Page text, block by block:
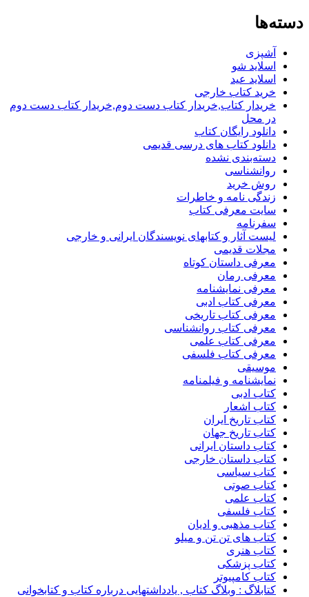
دسته‌ها
آشپزی
اسلاید شو
اسلاید عید
خرید کتاب خارجی
خریدار کتاب,خریدار کتاب دست دوم,خریدار کتاب دست دوم
در محل
دانلود رایگان کتاب
دانلود کتاب های درسی قدیمی
دسته‌بندی نشده
روانشناسی
روش خرید
زندگی نامه و خاطرات
سایت معرفی کتاب
سفرنامه
لیست آثار و کتابهای نویسندگان ایرانی و خارجی
مجلات قدیمی
معرفی داستان کوتاه
معرفی رمان
معرفی نمایشنامه
معرفی کتاب ادبی
معرفی کتاب تاریخی
معرفی کتاب روانشناسی
معرفی کتاب علمی
معرفی کتاب فلسفی
موسیقی
نمایشنامه و فیلمنامه
کتاب ادبی
کتاب اشعار
کتاب تاریخ ایران
کتاب تاریخ جهان
کتاب داستان ایرانی
کتاب داستان خارجی
کتاب سیاسی
کتاب صوتی
کتاب علمی
کتاب فلسفی
کتاب مذهبی و ادیان
کتاب های تن تن و میلو
کتاب هنری
کتاب پزشکی
کتاب کامپیوتر
کتابلاگ : وبلاگ کتاب , یادداشتهایی درباره کتاب و کتابخوانی